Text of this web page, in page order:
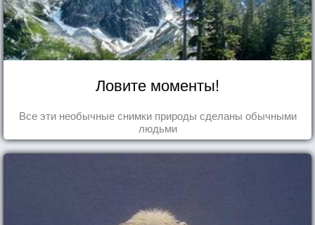
Ловите моменты!
Все эти необычные снимки природы сделаны обычными
людьми